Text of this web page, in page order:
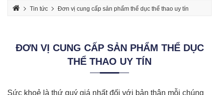
Tin tức Đơn vị cung cấp sản phẩm thể dục thể thao uy tín
ĐƠN VỊ CUNG CẤP SẢN PHẨM THỂ DỤC
THỂ THAO UY TÍN
Sức khoẻ là thứ quý giá nhất đối với bản thân mỗi chúng